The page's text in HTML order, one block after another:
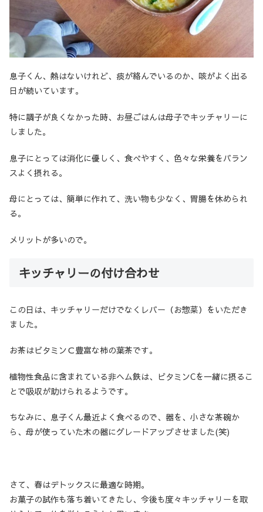
息子くん、熱はないけれど、痰が絡んでいるのか、咳がよく出る
日が続いています。
特に調子が良くなかった時、お昼ごはんは母子でキッチャリーに
しました。
息子にとっては消化に優しく、食べやすく、色々な栄養をバラン
スよく摂れる。
母にとっては、簡単に作れて、洗い物も少なく、胃腸を休められ
る。
メリットが多いので。
キッチャリーの付け合わせ
この日は、キッチャリーだけでなくレバー（お惣菜）をいただき
ました。
お茶はビタミンＣ豊富な柿の葉茶です。
植物性食品に含まれている非ヘム鉄は、ビタミンCを一緒に摂るこ
とで吸収が助けられるようです。
ちなみに、息子くん最近よく食べるので、器を、小さな茶碗か
ら、母が使っていた木の器にグレードアップさせました(笑)
さて、春はデトックスに最適な時期。
お菓子の試作も落ち着いてきたし、今後も度々キッチャリーを取